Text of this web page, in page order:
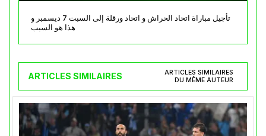
تأجيل مباراة اتحاد الحراش و اتحاد ورقلة إلى السبت 7 ديسمبر و
هذا هو السبب
ARTICLES SIMILAIRES
ARTICLES SIMILAIRES
DU MÊME AUTEUR